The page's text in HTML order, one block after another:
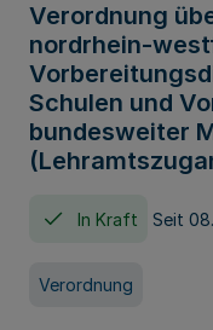
Verordnung
nordrhein-
Schulen und
bundesweiter
In Kraft Seit
Verordnung